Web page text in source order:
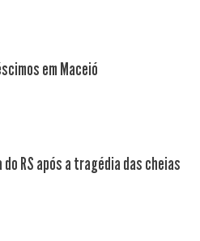
em Maceió
RS após a tragédia das cheias